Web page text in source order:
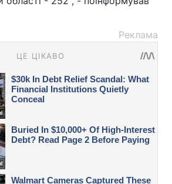
Реклама